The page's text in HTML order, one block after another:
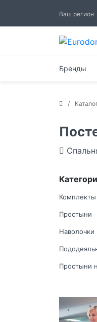
Ваш регион
Бренды
Комплекты
Простыни
Наволочки
Простыни